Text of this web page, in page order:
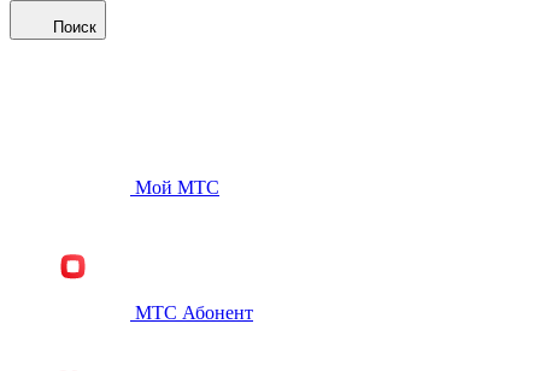
Поиск
Мой МТС
МТС Абонент